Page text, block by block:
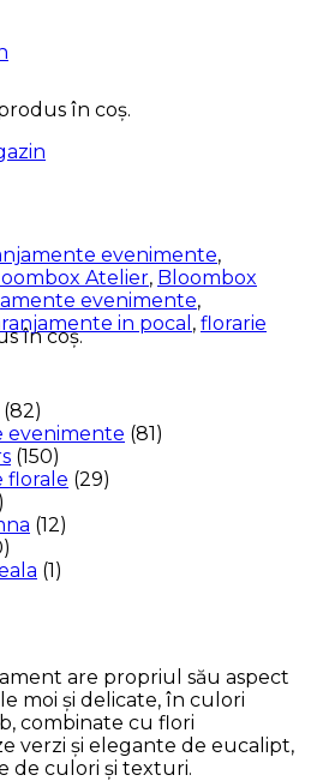
în coș.
în coș.
evenimente,
Atelier, Bloombox
evenimente,
in pocal , florarie
(82)
evenimente (81)
(150)
florale (29)
(12)
(1)
are propriul său aspect
moi și delicate, în culori
combinate cu flori
verzi și elegante de eucalipt,
de culori și texturi.